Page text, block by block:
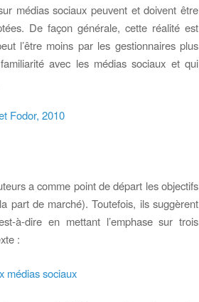
médias sociaux peuvent et doivent être
De façon générale, cette réalité est
l’être moins par les gestionnaires plus
avec les médias sociaux et qui
a comme point de départ les objectifs
part de marché). Toutefois, ils suggèrent
à-dire en mettant l’emphase sur trois
: